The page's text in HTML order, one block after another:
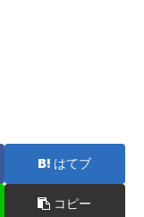
はてブ
コピー